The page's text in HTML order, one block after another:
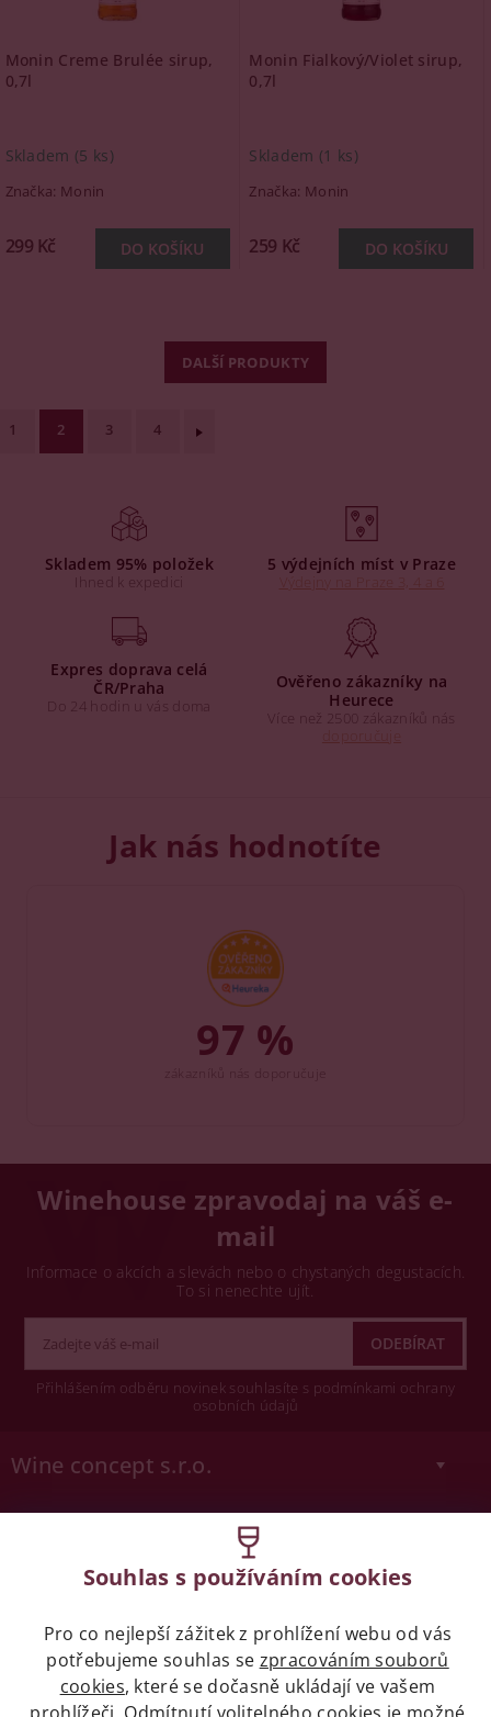
Monin Creme Brulée sirup,
0,7l
Skladem (5 ks)
Značka: Monin
299 Kč
Monin Fialkový/Violet sirup,
0,7l
Skladem (1 ks)
Značka: Monin
259 Kč
DALŠÍ PRODUKTY
1 2 3 4
Skladem 95% položek
Ihned k expedici
5 výdejních míst v Praze
Expres doprava celá
ČR/Praha
Do 24 hodin u vás doma
Ověřeno zákazníky na
Heurece
Více než 2500 zákazníků nás
Jak nás hodnotíte
97 %
Winehouse zpravodaj na váš e-
mail
Informace o akcích a slevách nebo o chystaných degustacích.
To si nenechte ujít.
Přihlášením odběru novinek souhlasíte s podmínkami ochrany
osobních údajů
Wine concept s.r.o.
Zákaz prodeje alkoholických nápojů osobám
Naše služby
Souhlas s používáním cookies
Pro co nejlepší zážitek z prohlížení webu od vás
potřebujeme souhlas se zpracováním souborů
cookies, které se dočasně ukládají ve vašem